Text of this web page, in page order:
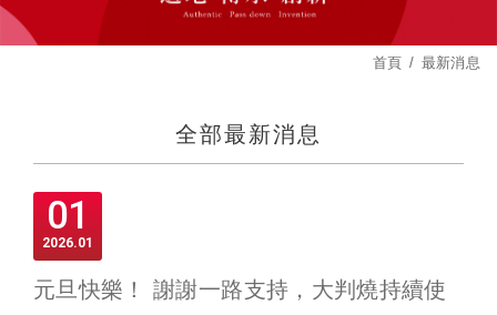
首頁 最新消息
全部最新消息
01
01
2026
元旦快樂！ 謝謝一路支持，大判燒持續使